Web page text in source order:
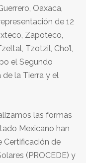
Oaxaca,
de 12
Zapoteco,
Tzotzil, Cho’l,
el Segundo
la Tierra y el
las formas
Mexicano han
Certificación de
(PROCEDE) y